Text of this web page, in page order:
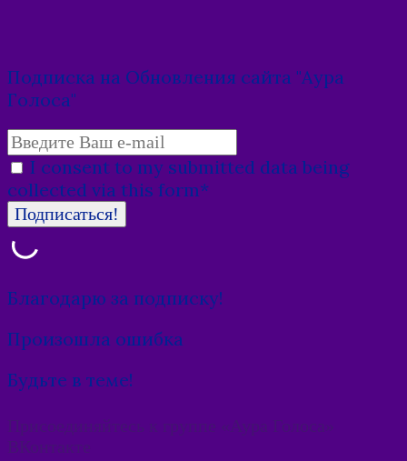
Подписка на Обновления сайта "Аура
Голоса"
I consent to my submitted data being
collected via this form*
Благодарю за подписку!
Произошла ошибка
Будьте в теме!